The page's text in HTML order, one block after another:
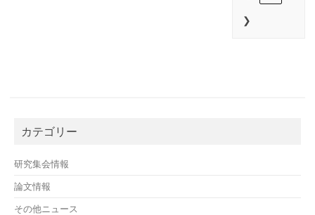
❯
カテゴリー
研究集会情報
論文情報
その他ニュース